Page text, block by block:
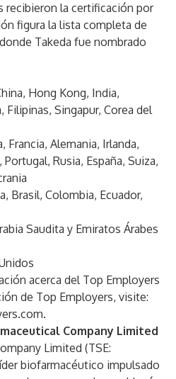
recibieron la certificación por
figura la lista completa de
Takeda fue nombrado
Hong Kong, India,
Filipinas, Singapur, Corea del
Francia, Alemania, Irlanda,
Rusia, España, Suiza,
Brasil, Colombia, Ecuador,
Saudita y Emiratos Árabes
acerca del Top Employers
de Top Employers, visite:
.
Company Limited
Limited (TSE:
biofarmacéutico impulsado